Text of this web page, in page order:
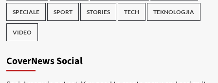
SPECIALE SPORT STORIES TECH TEKNOLOGJIA
VIDEO
CoverNews Social